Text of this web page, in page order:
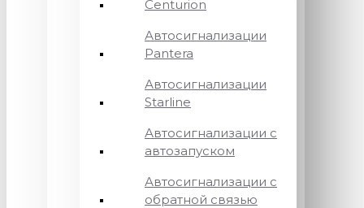
Centurion
Автосигнализации
Pantera
Автосигнализации
Starline
Автосигнализации с
автозапуском
Автосигнализации с
обратной связью